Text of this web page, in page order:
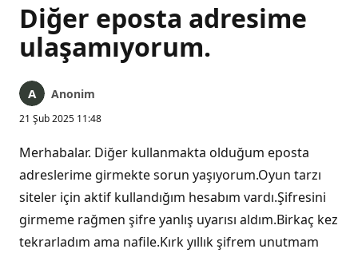
Diğer eposta adresime
ulaşamıyorum.
Anonim
21 Şub 2025 11:48
Merhabalar. Diğer kullanmakta olduğum eposta
adreslerime girmekte sorun yaşıyorum.Oyun tarzı
siteler için aktif kullandığım hesabım vardı.Şifresini
girmeme rağmen şifre yanlış uyarısı aldım.Birkaç kez
tekrarladım ama nafile.Kırk yıllık şifrem unutmam